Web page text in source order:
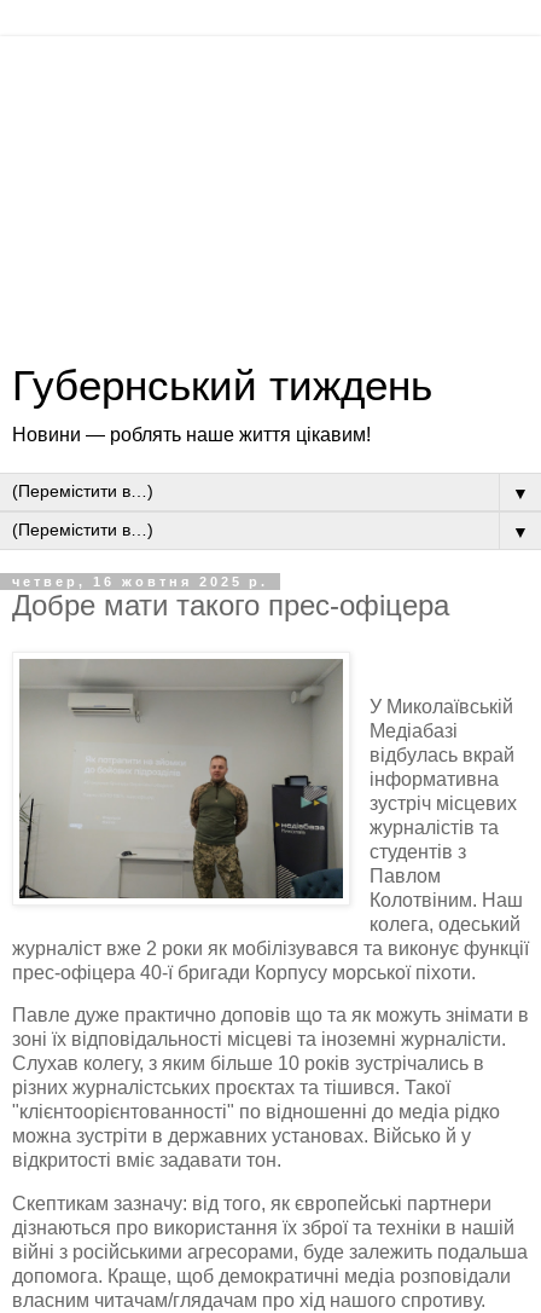
Губернський тиждень
Новини — роблять наше життя цікавим!
▼
▼
четвер, 16 жовтня 2025 р.
Добре мати такого прес-офіцера
У Миколаївській
Медіабазі
відбулась вкрай
інформативна
зустріч місцевих
журналістів та
студентів з
Павлом
Колотвіним. Наш
колега, одеський
журналіст вже 2 роки як мобілізувався та виконує функції
прес-офіцера 40-ї бригади Корпусу морської піхоти.
Павле дуже практично доповів що та як можуть знімати в
зоні їх відповідальності місцеві та іноземні журналісти.
Слухав колегу, з яким більше 10 років зустрічались в
різних журналістських проєктах та тішився. Такої
"клієнтоорієнтованності" по відношенні до медіа рідко
можна зустріти в державних установах. Військо й у
відкритості вміє задавати тон.
Скептикам зазначу: від того, як європейські партнери
дізнаються про використання їх зброї та техніки в нашій
війні з російськими агресорами, буде залежить подальша
допомога. Краще, щоб демократичні медіа розповідали
власним читачам/глядачам про хід нашого спротиву.